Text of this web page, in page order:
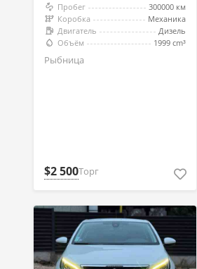
Пробег
300000 км
Коробка
Механика
Двигатель
Дизель
Объём
1999 cm³
Рыбница
$2 500Торг